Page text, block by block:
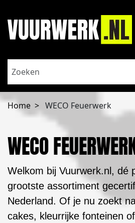
Home WECO Feuerwerk
WECO
Welkom bij Vuurwerk.nl, dé
grootste assortiment
Nederland. Of je nu zoekt
cakes, kleurrijke fonteinen